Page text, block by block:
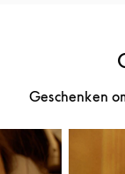
Geschenken